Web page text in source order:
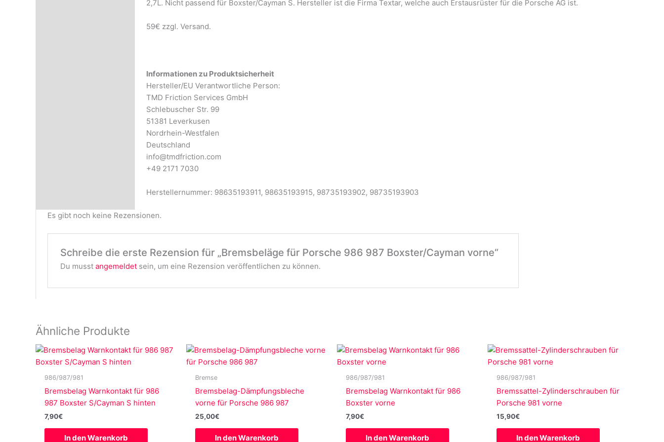
2,7L. Nicht passend für Boxster/Cayman S. Hersteller ist die Firma Textar, welche auch Erstausrüster für die Porsche AG ist.
59€ zzgl. Versand.
Informationen zu Produktsicherheit
Hersteller/EU Verantwortliche Person:
TMD Friction Services GmbH
Schlebuscher Str. 99
51381 Leverkusen
Nordrhein-Westfalen
Deutschland
info@tmdfriction.com
+49 2171 7030
Herstellernummer: 98635193911, 98635193915, 98735193902, 98735193903
Es gibt noch keine Rezensionen.
Schreibe die erste Rezension für „Bremsbeläge für Porsche 986 987 Boxster/Cayman vorne“
Du musst angemeldetsein, um eine Rezension veröffentlichen zu können.
Ähnliche Produkte
986/987/981
Bremsbelag Warnkontakt für 986
987 Boxster S/Cayman S hinten
7,90€
In den Warenkorb
Bremse
Bremsbelag-Dämpfungsbleche
vorne für Porsche 986 987
25,00€
In den Warenkorb
986/987/981
Bremsbelag Warnkontakt für 986
Boxster vorne
7,90€
In den Warenkorb
986/987/981
Bremssattel-Zylinderschrauben für
Porsche 981 vorne
15,90€
In den Warenkorb